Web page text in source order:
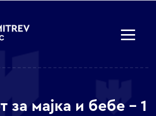
за мајка и бебе – 1